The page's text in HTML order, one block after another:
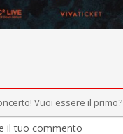
Vuoi essere il primo?